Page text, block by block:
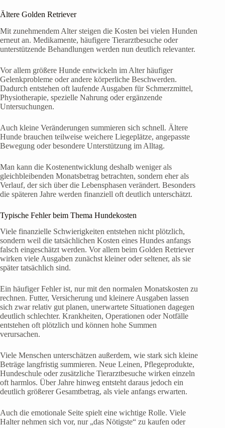
Ältere Golden Retriever
Mit zunehmendem Alter steigen die Kosten bei vielen Hunden
erneut an. Medikamente, häufigere Tierarztbesuche oder
unterstützende Behandlungen werden nun deutlich relevanter.
Vor allem größere Hunde entwickeln im Alter häufiger
Gelenkprobleme oder andere körperliche Beschwerden.
Dadurch entstehen oft laufende Ausgaben für Schmerzmittel,
Physiotherapie, spezielle Nahrung oder ergänzende
Untersuchungen.
Auch kleine Veränderungen summieren sich schnell. Ältere
Hunde brauchen teilweise weichere Liegeplätze, angepasste
Bewegung oder besondere Unterstützung im Alltag.
Man kann die Kostenentwicklung deshalb weniger als
gleichbleibenden Monatsbetrag betrachten, sondern eher als
Verlauf, der sich über die Lebensphasen verändert. Besonders
die späteren Jahre werden finanziell oft deutlich unterschätzt.
Typische Fehler beim Thema Hundekosten
Viele finanzielle Schwierigkeiten entstehen nicht plötzlich,
sondern weil die tatsächlichen Kosten eines Hundes anfangs
falsch eingeschätzt werden. Vor allem beim Golden Retriever
wirken viele Ausgaben zunächst kleiner oder seltener, als sie
später tatsächlich sind.
Ein häufiger Fehler ist, nur mit den normalen Monatskosten zu
rechnen. Futter, Versicherung und kleinere Ausgaben lassen
sich zwar relativ gut planen, unerwartete Situationen dagegen
deutlich schlechter. Krankheiten, Operationen oder Notfälle
entstehen oft plötzlich und können hohe Summen
verursachen.
Viele Menschen unterschätzen außerdem, wie stark sich kleine
Beträge langfristig summieren. Neue Leinen, Pflegeprodukte,
Hundeschule oder zusätzliche Tierarztbesuche wirken einzeln
oft harmlos. Über Jahre hinweg entsteht daraus jedoch ein
deutlich größerer Gesamtbetrag, als viele anfangs erwarten.
Auch die emotionale Seite spielt eine wichtige Rolle. Viele
Halter nehmen sich vor, nur „das Nötigste“ zu kaufen oder